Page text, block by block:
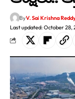
Last updated: October 28,
ByV. Sai Krishna